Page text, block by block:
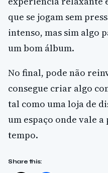
que se jogam sem
intenso, mas sim algo
um bom álbum.
No final, pode não
consegue criar algo
tal como uma loja de
um espaço onde vale
tempo.
Share this: